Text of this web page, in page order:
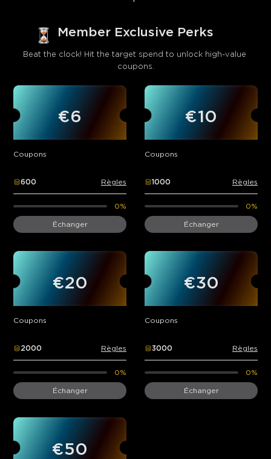
Member Exclusive Perks
Beat the clock! Hit the target spend to unlock high-value
coupons.
€6
Coupons
600 Règles
0%
Échanger
€10
Coupons
1000 Règles
0%
Échanger
€20
Coupons
2000 Règles
0%
Échanger
€30
Coupons
3000 Règles
0%
Échanger
€50